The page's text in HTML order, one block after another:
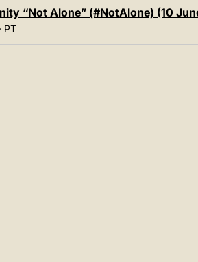
“Not Alone” (#NotAlone) (10
PT